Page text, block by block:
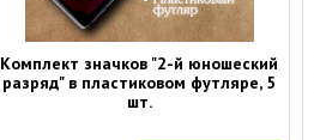
Комплект значков "2-й юношеский
разряд" в пластиковом футляре, 5
шт.